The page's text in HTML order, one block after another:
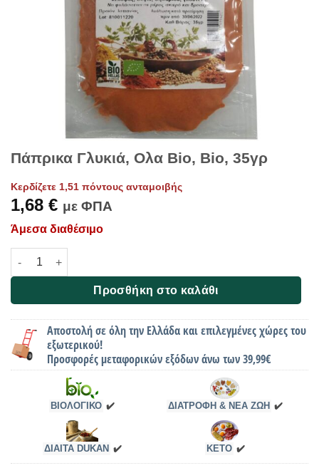
Πάπρικα Γλυκιά, Ολα Bio, Bio, 35γρ
Κερδίζετε 1,51 πόντους ανταμοιβής
1,68 € με ΦΠΑ
Άμεσα διαθέσιμο
Πάπρικα Γλυκιά, Ολα Bio, Bio, 35γρ ποσότητα
Προσθήκη στο καλάθι
Αποστολή σε όλη την Ελλάδα και επιλεγμένες χώρες του
εξωτερικού!
Προσφορές μεταφορικών εξόδων άνω των 39,99€
ΒΙΟΛΟΓΙΚΟ ✔️ ΔΙΑΤΡΟΦΗ & ΝΕΑ ΖΩΗ ✔️
ΔΙΑΙΤΑ DUKAN ✔️ KETO ✔️